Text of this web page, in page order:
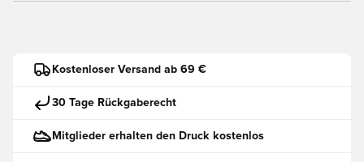
Kostenloser Versand ab 69 €
30 Tage Rückgaberecht
Mitglieder erhalten den Druck kostenlos